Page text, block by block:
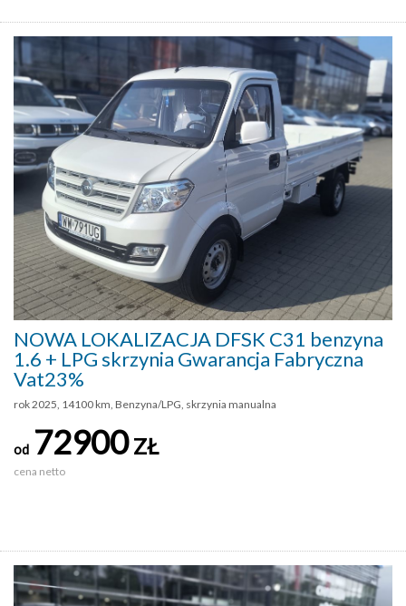
NOWA LOKALIZACJA DFSK C31 benzyna
1.6 + LPG skrzynia Gwarancja Fabryczna
Vat23%
rok 2025, 14100 km, Benzyna/LPG, skrzynia manualna
od 72900ZŁ
cena netto